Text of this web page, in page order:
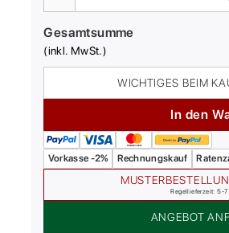
Gesamtsumme
(inkl. MwSt.)
WICHTIGES BEIM
In den
Vorkasse -2% Rechnungskauf
Regellieferzeit: 5-7
ANGEBOT